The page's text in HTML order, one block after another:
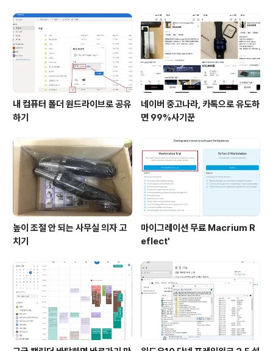
내 컴퓨터 폴더 원드라이브로 공유
하기
네이버 중고나라, 카톡으로 유도하
면 99%사기꾼
높이 조절 안 되는 사무실 의자 고
치기
마이그레이션 무료 Macrium R
eflect'